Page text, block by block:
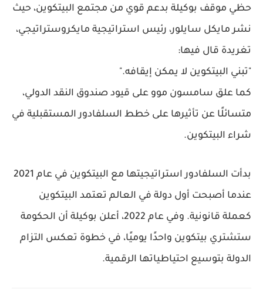
حظي موقف بوكيلة بدعم قوي من مجتمع البيتكوين، حيث
نشرمايكل سايلور، رئيس استراتيجية مايكروستراتيجي،
تغريدة قال فيها:
"تبني البيتكوين لا يمكن إيقافه."
كما علق سامسون موو على قيود صندوق النقد الدولي،
متسائلًا عن تأثيرها على خطط السلفادور المستقبلية في
شراء البيتكوين.
بدأت السلفادوراستراتيجيتها مع البيتكوين في عام 2021
عندما أصبحت أول دولة في العالم تعتمد البيتكوين
كعملة قانونية. وفي عام 2022، أعلن بوكيلة أن الحكومة
ستشتري بيتكوين واحدًا يوميًا، في خطوة تعكس التزام
الدولة بتوسيع احتياطياتها الرقمية.